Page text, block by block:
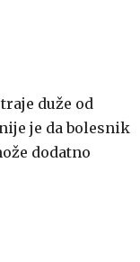
duže od
je da bolesnik
dodatno